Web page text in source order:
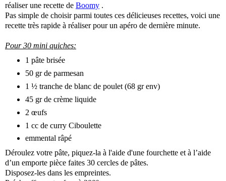
réaliser une recette de Boomy .
Pas simple de choisir parmi toutes ces délicieuses recettes, voici une
recette très rapide à réaliser pour un apéro de dernière minute.
Pour 30 mini quiches:
1 pâte brisée
50 gr de parmesan
1 ½ tranche de blanc de poulet (68 gr env)
45 gr de crème liquide
2 œufs
1 cc de curry Ciboulette
emmental râpé
Déroulez votre pâte, piquez-la à l'aide d'une fourchette et à l’aide
d’un emporte pièce faites 30 cercles de pâtes.
Disposez-les dans les empreintes.